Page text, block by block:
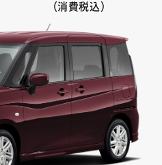
（消費税込）